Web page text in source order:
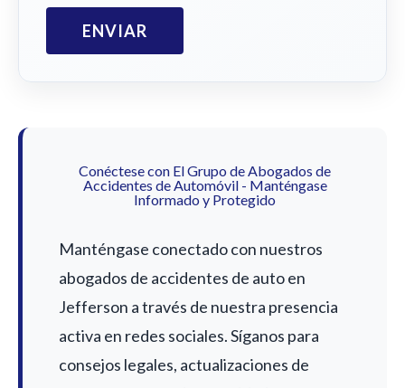
Conéctese con El Grupo de Abogados de
Accidentes de Automóvil - Manténgase
Informado y Protegido
Manténgase conectado con nuestros
abogados de accidentes de auto en
Jefferson a través de nuestra presencia
activa en redes sociales. Síganos para
consejos legales, actualizaciones de